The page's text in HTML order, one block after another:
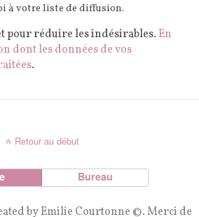
à votre liste de diffusion.
pour réduire les indésirables. En
dont les données de vos
.
Retour au début
Bureau
by Emilie Courtonne ©. Merci de